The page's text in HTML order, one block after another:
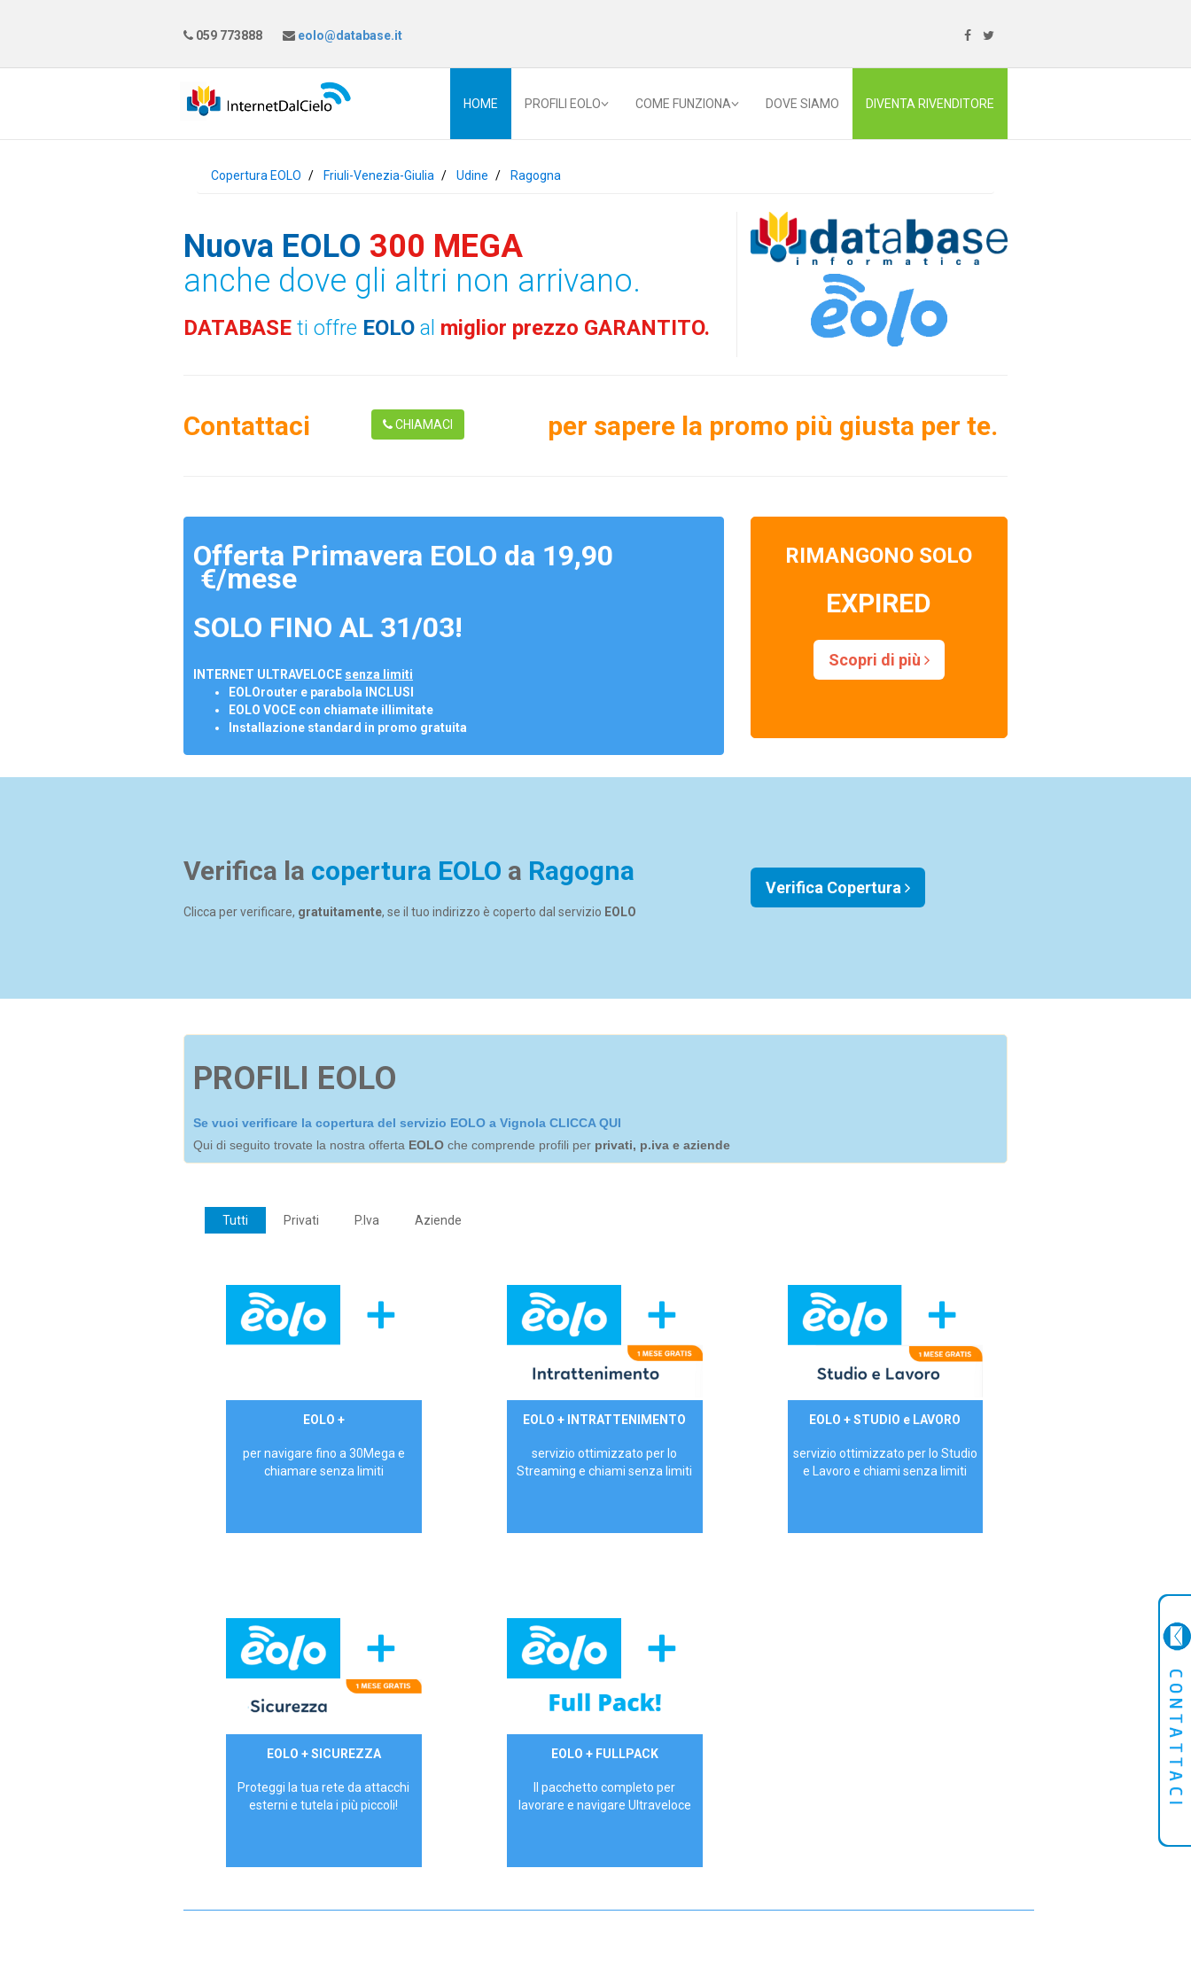
059 773888 eolo@database.it
HOME PROFILI EOLO COME FUNZIONA DOVE SIAMO DIVENTA RIVENDITORE
Copertura EOLO Friuli-Venezia-Giulia Udine Ragogna
Nuova EOLO 300 MEGA
anche dove gli altri non arrivano.
DATABASE ti offre EOLO al miglior prezzo GARANTITO.
Contattaci CHIAMACI per sapere la promo più giusta per te.
Offerta Primavera EOLO da 19,90
€/mese
SOLO FINO AL 31/03!
INTERNET ULTRAVELOCE senza limiti
EOLOrouter e parabola INCLUSI
EOLO VOCE con chiamate illimitate
Installazione standard in promo gratuita
RIMANGONO SOLO
EXPIRED
Scopri di più
Verifica la copertura EOLO a Ragogna
Clicca per verificare, gratuitamente, se il tuo indirizzo è coperto dal servizio EOLO
Verifica Copertura
PROFILI EOLO
Se vuoi verificare la copertura del servizio EOLO a Vignola CLICCA QUI
Qui di seguito trovate la nostra offerta EOLO che comprende profili per privati, p.iva e aziende
Tutti Privati P.Iva Aziende
€ 24,90/meseEOLO +
per navigare fino a 30Mega e
chiamare senza limiti
29,90€/mese
EOLO + INTRATTENIMENTO
servizio ottimizzato per lo
Streaming e chiami senza limiti
29,90€/mese
EOLO + STUDIO e LAVORO
servizio ottimizzato per lo Studio
e Lavoro e chiami senza limiti
29,90€/mese
EOLO + SICUREZZA
Proteggi la tua rete da attacchi
esterni e tutela i più piccoli!
34,90 €/meseEOLO + FULLPACK
Il pacchetto completo per
lavorare e navigare Ultraveloce